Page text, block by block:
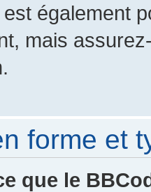
également
mais
forme et
que le